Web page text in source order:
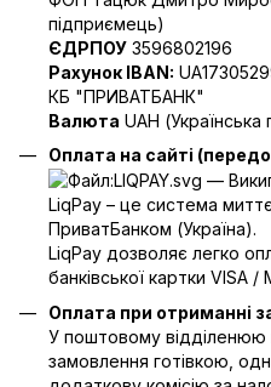
пiдприємець)
ЄДРПОУ 3596802196
Рахунок IBAN:
КБ "ПРИВАТБАНК"
Валюта UAH (Українська
Оплата на сайті
LiqPay – це система
ПриватБанком (Україна).
LiqPay дозволяє легко
банківської картки VISA /
Оплата при отриманні
У поштовому
замовлення готівкою,